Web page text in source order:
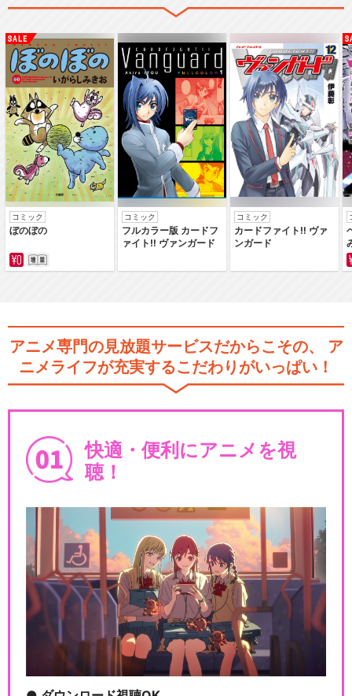
コミック
ぼのぼの
コミック
フルカラー版 カードフ
ァイト‼ ヴァンガード
コミック
カードファイト‼ ヴァ
ンガード
アニメ専門の見放題サービスだからこその、
ア
ニメライフが充実するこだわりがいっぱい！
快適・便利にアニメを視
聴！